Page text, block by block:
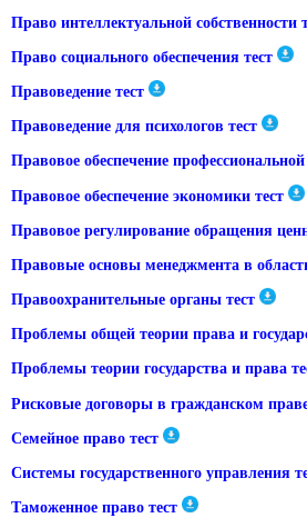
Право интеллектуальной собственности
Право социального обеспечения тест
Правоведение тест
Правоведение для психологов тест
Правовое обеспечение профессиональной
Правовое обеспечение экономики тест
Правовое регулирование обращения
Правовые основы менеджмента в
Правоохранительные органы тест
Проблемы общей теории права и
Проблемы теории государства и права
Рисковые договоры в гражданском
Семейное право тест
Системы государственного управления
Таможенное право тест